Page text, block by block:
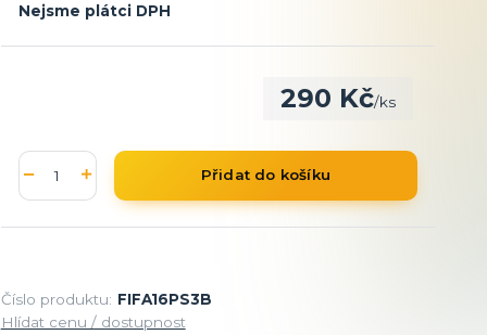
Nejsme plátci DPH
290 Kč/ks
Přidat do košíku
Číslo produktu: FIFA16PS3B
Hlídat cenu / dostupnost